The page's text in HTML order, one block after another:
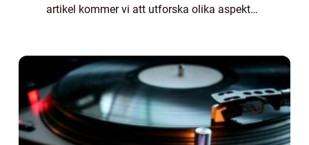
artikel kommer vi att utforska olika aspekter